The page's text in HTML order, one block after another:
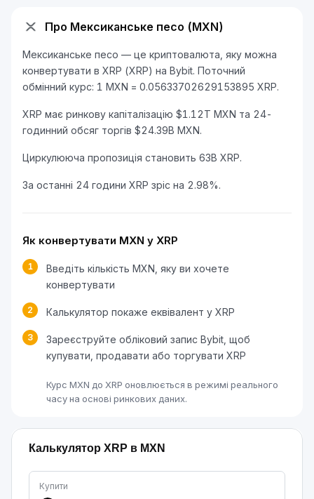
Про Мексиканське песо (MXN)
Мексиканське песо — це криптовалюта, яку можна
конвертувати в XRP (XRP) на Bybit. Поточний
обмінний курс: 1 MXN = 0.05633702629153895 XRP.
XRP має ринкову капіталізацію $1.12T MXN та 24-
годинний обсяг торгів $24.39B MXN.
Циркулююча пропозиція становить 63B XRP.
За останні 24 години XRP зріс на 2.98%.
Як конвертувати MXN у XRP
1
Введіть кількість MXN, яку ви хочете
конвертувати
2 Калькулятор покаже еквівалент у XRP
3
Зареєструйте обліковий запис Bybit, щоб
купувати, продавати або торгувати XRP
Курс MXN до XRP оновлюється в режимі реального
часу на основі ринкових даних.
Калькулятор XRP в MXN
Купити